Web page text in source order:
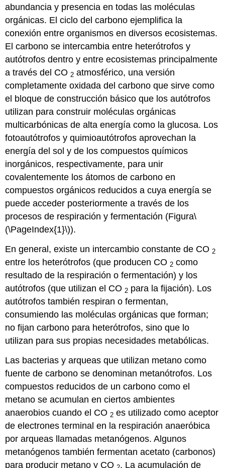
abundancia y presencia en todas las moléculas
orgánicas. El ciclo del carbono ejemplifica la
conexión entre organismos en diversos ecosistemas.
El carbono se intercambia entre heterótrofos y
autótrofos dentro y entre ecosistemas principalmente
a través del CO 2 atmosférico, una versión
completamente oxidada del carbono que sirve como
el bloque de construcción básico que los autótrofos
utilizan para construir moléculas orgánicas
multicarbónicas de alta energía como la glucosa. Los
fotoautótrofos y quimioautótrofos aprovechan la
energía del sol y de los compuestos químicos
inorgánicos, respectivamente, para unir
covalentemente los átomos de carbono en
compuestos orgánicos reducidos a cuya energía se
puede acceder posteriormente a través de los
procesos de respiración y fermentación (Figura\
(\PageIndex{1}\)).
En general, existe un intercambio constante de CO 2
entre los heterótrofos (que producen CO 2 como
resultado de la respiración o fermentación) y los
autótrofos (que utilizan el CO 2 para la fijación). Los
autótrofos también respiran o fermentan,
consumiendo las moléculas orgánicas que forman;
no fijan carbono para heterótrofos, sino que lo
utilizan para sus propias necesidades metabólicas.
Las bacterias y arqueas que utilizan metano como
fuente de carbono se denominan metanótrofos. Los
compuestos reducidos de un carbono como el
metano se acumulan en ciertos ambientes
anaerobios cuando el CO 2 es utilizado como aceptor
de electrones terminal en la respiración anaeróbica
por arqueas llamadas metanógenos. Algunos
metanógenos también fermentan acetato (carbonos)
para producir metano y CO
. La acumulación de